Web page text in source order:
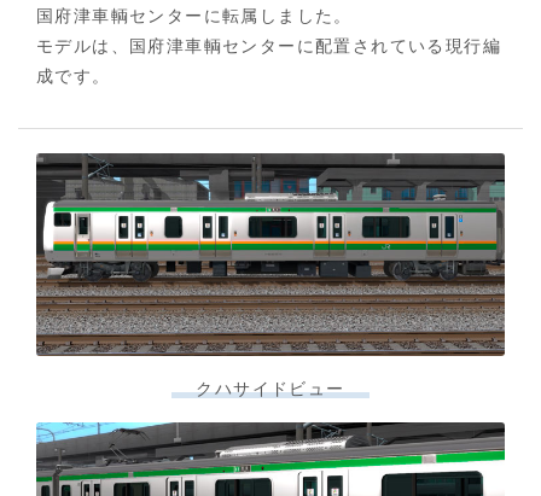
国府津車輌センターに転属しました。
モデルは、国府津車輌センターに配置されている現行編
成です。
クハサイドビュー